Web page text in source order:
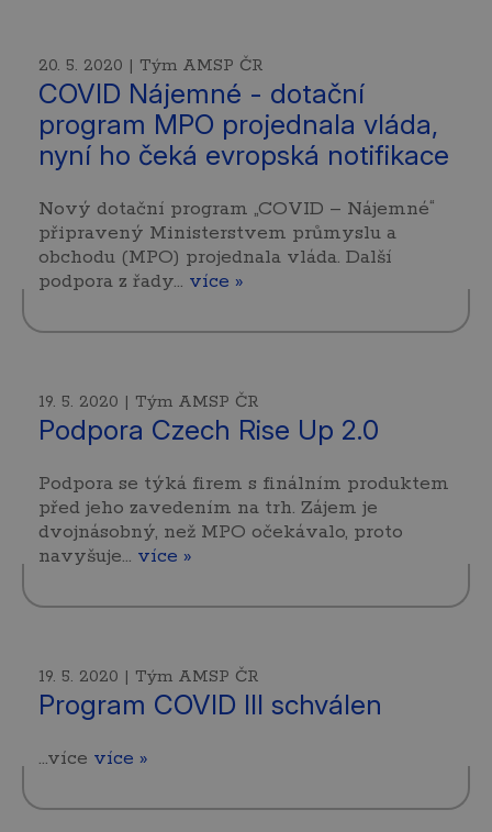
20. 5. 2020 | Tým AMSP ČR
COVID Nájemné - dotační
program MPO projednala vláda,
nyní ho čeká evropská notifikace
Nový dotační program „COVID – Nájemné“
připravený Ministerstvem průmyslu a
obchodu (MPO) projednala vláda. Další
podpora z řady… více »
19. 5. 2020 | Tým AMSP ČR
Podpora Czech Rise Up 2.0
Podpora se týká firem s finálním produktem
před jeho zavedením na trh. Zájem je
dvojnásobný, než MPO očekávalo, proto
navyšuje… více »
19. 5. 2020 | Tým AMSP ČR
Program COVID III schválen
...více více »